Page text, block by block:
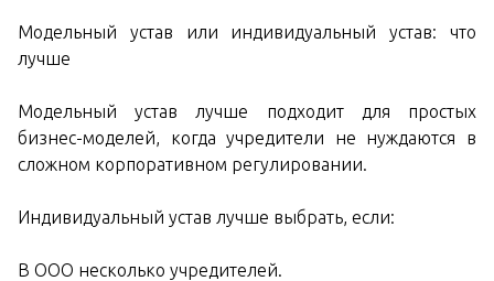
Модельный устав или индивидуальный устав: что
лучше
Модельный устав лучше подходит для простых
бизнес-моделей, когда учредители не нуждаются в
сложном корпоративном регулировании.
Индивидуальный устав лучше выбрать, если:
В ООО несколько учредителей.